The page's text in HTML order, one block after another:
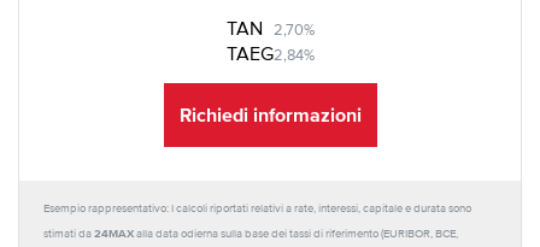
TAN 2,70%
TAEG2,84%
Richiedi informazioni
Esempio rappresentativo: I calcoli riportati relativi a rate, interessi, capitale e durata sono
stimati da 24MAX alla data odierna sulla base dei tassi di riferimento (EURIBOR, BCE,